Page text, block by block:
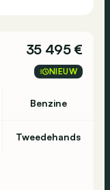
35 495 €
NIEUW
Benzine
Tweedehands